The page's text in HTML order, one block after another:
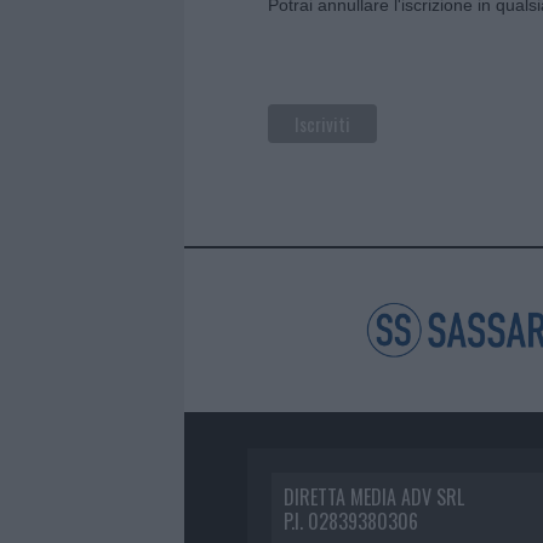
Potrai annullare l'iscrizione in
DIRETTA MEDIA ADV SRL
P.I. 02839380306